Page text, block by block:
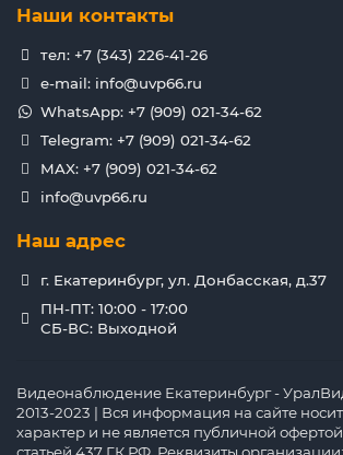
Наши контакты
тел: +7 (343) 226-41-26
e-mail: info@uvp66.ru
WhatsApp: +7 (909) 021-34-62
Telegram: +7 (909) 021-34-62
MAX: +7 (909) 021-34-62
info@uvp66.ru
Наш адрес
г. Екатеринбург, ул. Донбасская, д.37
ПН-ПТ: 10:00 - 17:00
СБ-ВС: Выходной
Видеонаблюдение Екатеринбург -
2013-2023 | Вся информация на сайте
характер и не является публичной